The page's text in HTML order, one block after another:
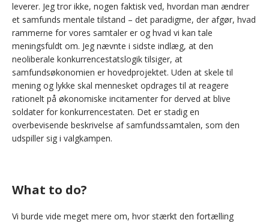
leverer. Jeg tror ikke, nogen faktisk ved, hvordan man ændrer
et samfunds mentale tilstand – det paradigme, der afgør, hvad
rammerne for vores samtaler er og hvad vi kan tale
meningsfuldt om. Jeg nævnte i sidste indlæg, at den
neoliberale konkurrencestatslogik tilsiger, at
samfundsøkonomien er hovedprojektet. Uden at skele til
mening og lykke skal mennesket opdrages til at reagere
rationelt på økonomiske incitamenter for derved at blive
soldater for konkurrencestaten. Det er stadig en
overbevisende beskrivelse af samfundssamtalen, som den
udspiller sig i valgkampen.
What to do?
Vi burde vide meget mere om, hvor stærkt den fortælling